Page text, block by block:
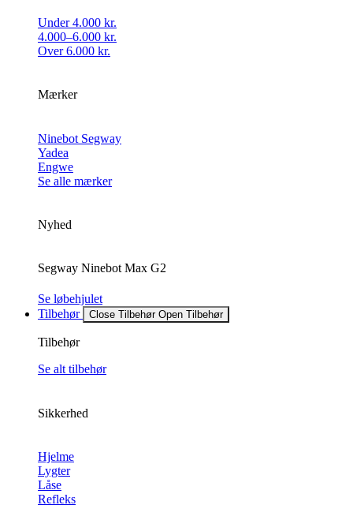
Under 4.000 kr.
4.000–6.000 kr.
Over 6.000 kr.
Mærker
Ninebot Segway
Yadea
Engwe
Se alle mærker
Nyhed
Segway Ninebot Max G2
Se løbehjulet
Tilbehør
Close Tilbehør Open Tilbehør
Tilbehør
Se alt tilbehør
Sikkerhed
Hjelme
Lygter
Låse
Refleks